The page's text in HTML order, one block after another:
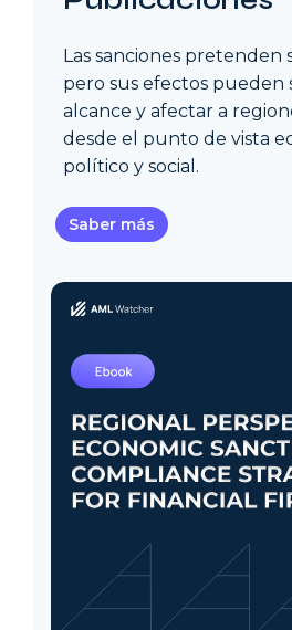
Las sanciones pretenden
pero sus efectos pueden
alcance y afectar a
desde el punto de vista
político y social.
Saber más